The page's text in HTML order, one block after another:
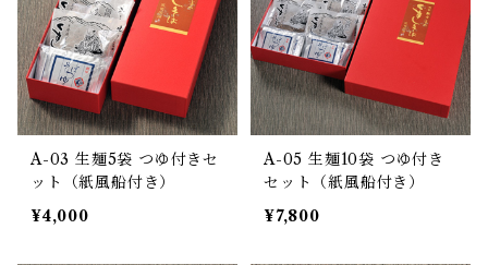
A-03 生麺5袋 つゆ付きセ
ット（紙風船付き）
¥4,000
A-05 生麺10袋 つゆ付き
セット（紙風船付き）
¥7,800